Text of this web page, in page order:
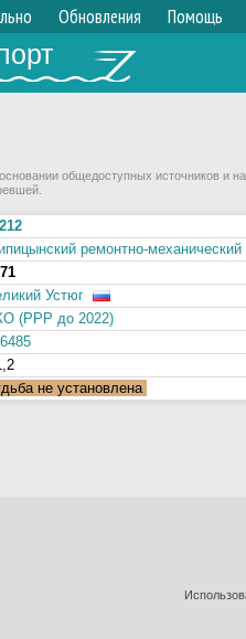
Обновления Помощь
общедоступных источников и
ремонтно-механический
Устюг
(РРР до 2022)
не установлена